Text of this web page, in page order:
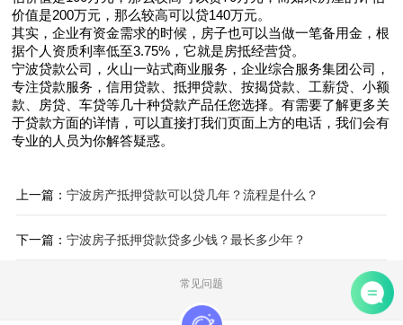
价值是200万元，那么较高可以贷140万元。
其实，企业有资金需求的时候，房子也可以当做一笔备用金，根
据个人资质利率低至3.75%，它就是房抵经营贷。
宁波贷款公司，火山一站式商业服务，企业综合服务集团公司，
专注贷款服务，信用贷款、抵押贷款、按揭贷款、工薪贷、小额
款、房贷、车贷等几十种贷款产品任您选择。有需要了解更多关
于贷款方面的详情，可以直接打我们页面上方的电话，我们会有
专业的人员为你解答疑惑。
上一篇： 宁波房产抵押贷款可以贷几年？流程是什么？
下一篇： 宁波房子抵押贷款贷多少钱？最长多少年？
常见问题